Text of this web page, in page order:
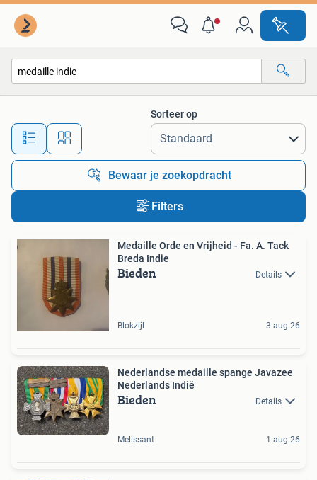
Alle afstanden…
Sorteer op
Bewaar je zoekopdracht
Filters
Medaille Orde en Vrijheid - Fa. A. Tack
Breda Indie
Bieden Details
Blokzijl 3 aug 26
Nederlandse medaille spange Javazee
Nederlands Indië
Bieden Details
Melissant 1 aug 26